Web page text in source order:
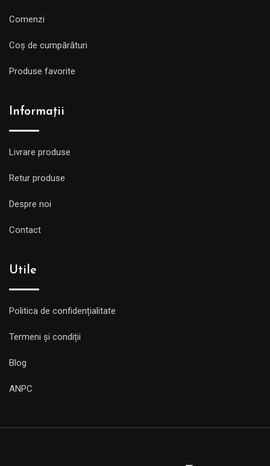
Comenzi
Coș de cumpărături
Produse favorite
Informații
Livrare produse
Retur produse
Despre noi
Contact
Utile
Politica de confidențialitate
Termeni și condiții
Blog
ANPC